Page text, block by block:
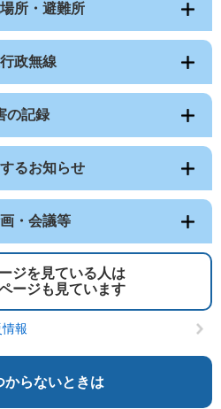
所・避難所
政無線
の記録
るお知らせ
・会議等
ジを見ている人は
ージも見ています
報
からないときは